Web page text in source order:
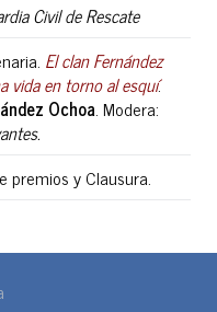
Civil de Rescate
El clan Fernández
vida en torno al esquí.
Ochoa. Modera:
.
premios y Clausura.